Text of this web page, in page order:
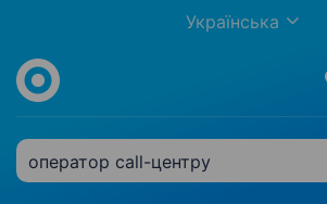
Українська
оператор call-центру